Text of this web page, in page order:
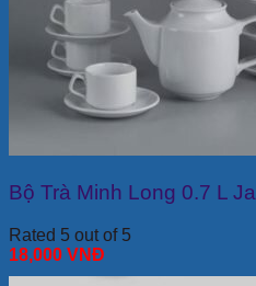
Bộ Trà Minh Long 0.7 L
Rated 5 out of 5
18,000 VNĐ